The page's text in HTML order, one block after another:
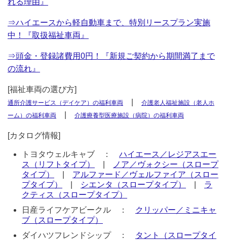
れる理由』
⇒ハイエースから軽自動車まで、特別リースプラン実施
中！『取扱福祉車両』
⇒頭金・登録諸費用0円！『新規ご契約から期間満了まで
の流れ』
[福祉車両の選び方]
通所介護サービス（デイケア）の福利車両
介護老人福祉施設（老人ホ
ーム）の福利車両
介護療養型医療施設（病院）の福利車両
[カタログ情報]
トヨタウェルキャブ ： ハイエース／レジアスエー
ス（リフトタイプ）
ノア／ヴォクシー（スロープ
タイプ）
アルファード／ヴェルファイア（スロー
プタイプ）
シエンタ（スロープタイプ）
ラ
クティス（スロープタイプ）
日産ライフケアビークル ：
クリッパー／ミニキャ
ブ（スロープタイプ）
ダイハツフレンドシップ ：
タント（スロープタイ